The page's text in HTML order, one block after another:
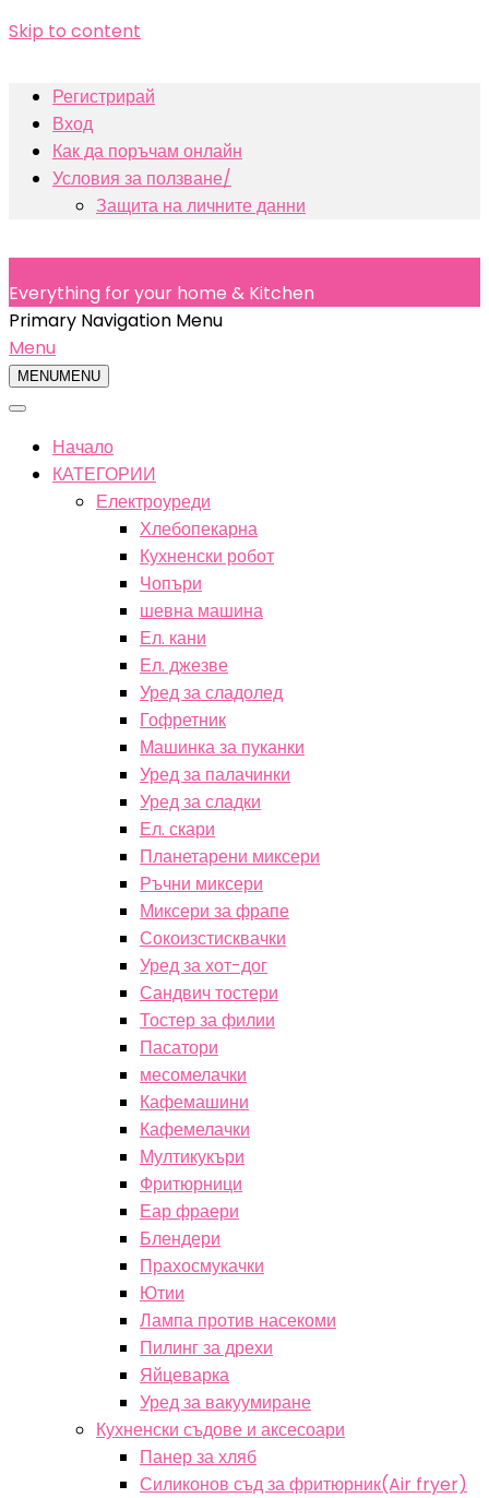
Skip to content
Регистрирай
Вход
Как да поръчам онлайн
Условия за ползване/
Защита на личните данни
Everything for your home & Kitchen
Primary Navigation Menu
Menu
MENUMENU
Начало
КАТЕГОРИИ
Електроуреди
Хлебопекарна
Кухненски робот
Чопъри
шевна машина
Ел. кани
Ел. джезве
Уред за сладолед
Гофретник
Машинка за пуканки
Уред за палачинки
Уред за сладки
Ел. скари
Планетарени миксери
Ръчни миксери
Миксери за фрапе
Сокоизстисквачки
Уред за хот-дог
Сандвич тостери
Тостер за филии
Пасатори
месомелачки
Кафемашини
Кафемелачки
Мултикукъри
Фритюрници
Еар фраери
Блендери
Прахосмукачки
Ютии
Лампа против насекоми
Пилинг за дрехи
Яйцеварка
Уред за вакуумиране
Кухненски съдове и аксесоари
Панер за хляб
Силиконов съд за фритюрник(Air fryer)